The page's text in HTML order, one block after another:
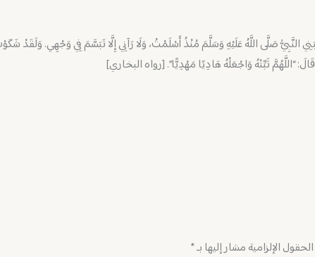
صَلَّى اللَّهُ عَلَيْهِ وَسَلَّمَ مُنْذُ أَسْلَمْتُ، وَلَا رَآنِي إِلَّا تَبَسَّمَ فِي وَجْهِي. وَلَقَدْ شَكَوْتُ
ثَبِّتْهُ وَاجْعَلْهُ هَادِيًا مَهْدِيًّا”. [رواه البخاري]
الحقول الإلزامية مشار إليها بـ*